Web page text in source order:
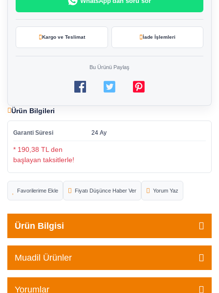
Ürün Bilgileri
Garanti Süresi 24 Ay
* 190,38 TL den
başlayan taksitlerle!
Fiyatı Düşünce Haber Ver Yorum Yaz
Kargo ve Teslimat İade İşlemleri
Bu Ürünü Paylaş
Ürün Bilgisi
Muadil Ürünler
Yorumlar